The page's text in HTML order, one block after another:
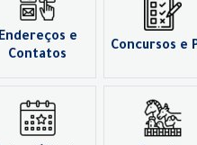
Endereços e
Contatos
Concursos e